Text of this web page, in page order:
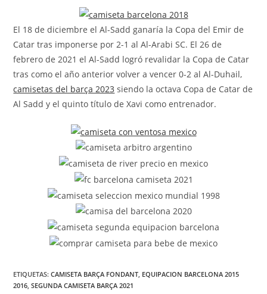
El 18 de diciembre el Al-Sadd ganaría la Copa del Emir de
Catar tras imponerse por 2-1 al Al-Arabi SC. El 26 de
febrero de 2021 el Al-Sadd logró revalidar la Copa de Catar
tras como el año anterior volver a vencer 0-2 al Al-Duhail,
camisetas del barça 2023 siendo la octava Copa de Catar de
Al Sadd y el quinto título de Xavi como entrenador.
ETIQUETAS:CAMISETA BARÇA FONDANT EQUIPACION BARCELONA 2015
2016 SEGUNDA CAMISETA BARÇA 2021